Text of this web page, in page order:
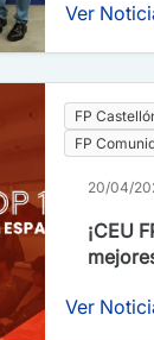
Ver
FP
FP
20/04/
¡CEU
Ver